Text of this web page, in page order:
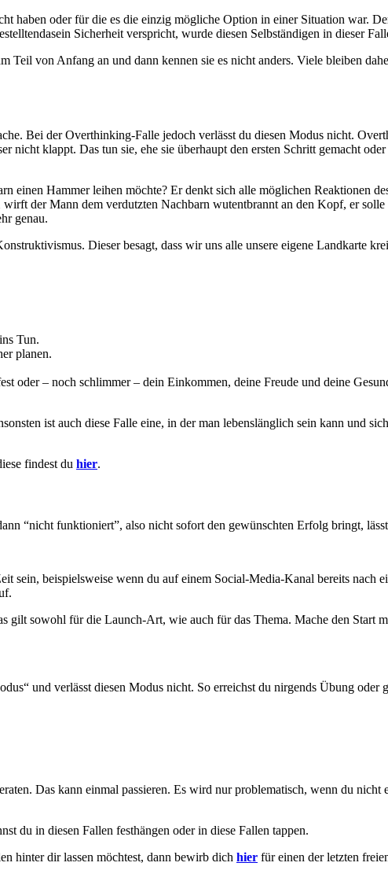
haben oder für die es die einzig mögliche Option in einer Situation war.
Sicherheit verspricht, wurde diesen Selbständigen in dieser
von Anfang an und dann kennen sie es nicht anders. Viele bleiben
Bei der Overthinking-Falle jedoch verlässt du diesen Modus nicht.
nicht klappt. Das tun sie, ehe sie überhaupt den ersten Schritt gemacht
Hammer leihen möchte? Er denkt sich alle möglichen Reaktionen
der Mann dem verdutzten Nachbarn wutentbrannt an den Kopf, er
genau.
Dieser besagt, dass wir uns alle unsere eigene Landkarte
Tun.
planen.
oder – noch schlimmer – dein Einkommen, deine Freude und deine
ist auch diese Falle eine, in der man lebenslänglich sein kann und
findest du hier.
“nicht funktioniert”, also nicht sofort den gewünschten Erfolg bringt,
sein, beispielsweise wenn du auf einem Social-Media-Kanal bereits nach
sowohl für die Launch-Art, wie auch für das Thema. Mache den Start
und verlässt diesen Modus nicht. So erreichst du nirgends Übung oder
Das kann einmal passieren. Es wird nur problematisch, wenn du nicht
du in diesen Fallen festhängen oder in diese Fallen tappen.
hinter dir lassen möchtest, dann bewirb dich hier für einen der letzten